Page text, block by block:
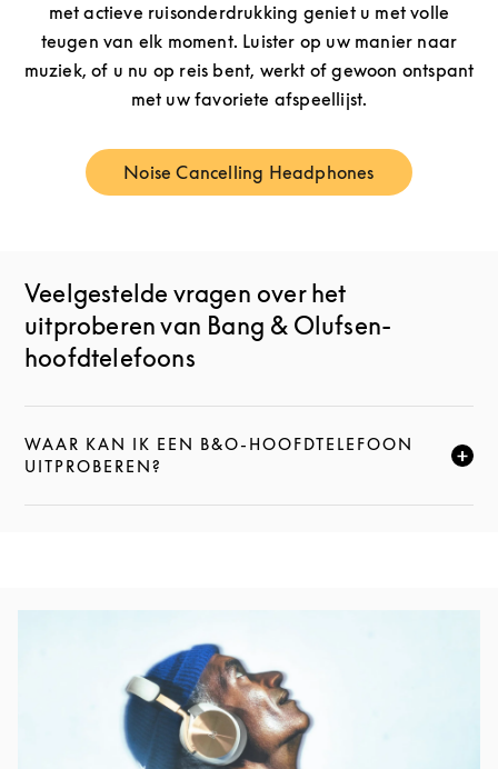
met actieve ruisonderdrukking geniet u met volle
teugen van elk moment. Luister op uw manier naar
muziek, of u nu op reis bent, werkt of gewoon ontspant
met uw favoriete afspeellijst.
Noise Cancelling Headphones
Link Opens in New Tab
Veelgestelde vragen over het
uitproberen van Bang & Olufsen-
hoofdtelefoons
WAAR KAN IK EEN B&O-HOOFDTELEFOON
UITPROBEREN?
KLIK HIER OM DEZE BESCHRIJVING UIT TE